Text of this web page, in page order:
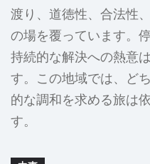
渡り、道徳性、合法性
の場を覆っています。
持続的な解決への熱意
す。この地域では、ど
的な調和を求める旅は
す。